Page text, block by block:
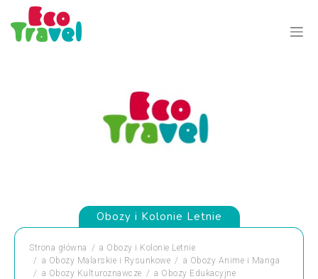
Obozy i Kolonie Letnie
Strona główna a Obozy i Kolonie Letnie
a Obozy Malarskie i Rysunkowe a Obozy Anime i Manga
a Obozy Kulturoznawcze a Obozy Edukacyjne